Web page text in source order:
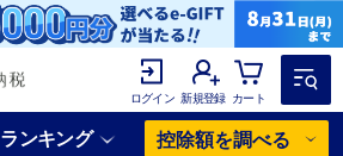
ログイン 新規登録 カート
ランキング 控除額を調べる